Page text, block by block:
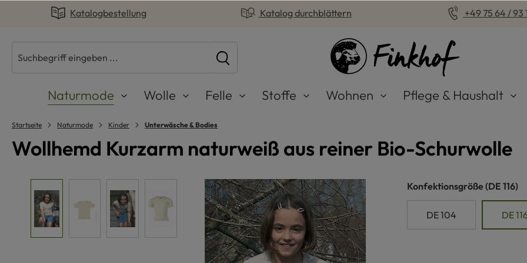
Zur Hauptnavigation springen
Katalogbestellung Katalog durchblättern +49 75 64 / 93
Naturmode Wolle Felle Stoffe Wohnen Pflege & Haushalt
Startseite Naturmode Kinder Unterwäsche & Bodies
Wollhemd Kurzarm naturweiß aus reiner Bio-Schurwolle
Konfektionsgröße auswählen
(DE 116)
DE 104 DE